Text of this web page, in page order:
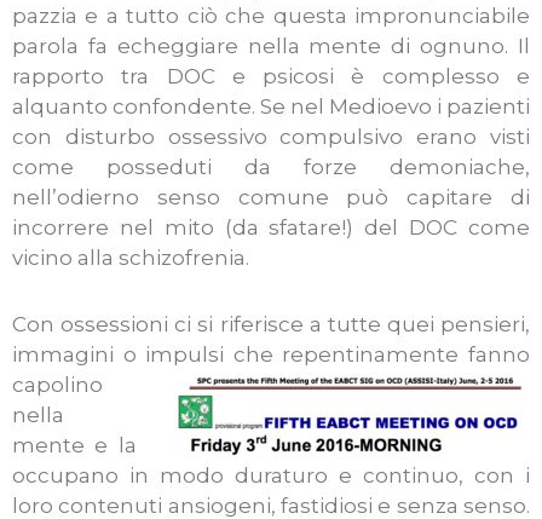
pazzia e a tutto ciò che questa impronunciabile
parola fa echeggiare nella mente di ognuno. Il
rapporto tra DOC e psicosi è complesso e
alquanto confondente. Se nel Medioevo i pazienti
con disturbo ossessivo compulsivo erano visti
come posseduti da forze demoniache,
nell’odierno senso comune può capitare di
incorrere nel mito (da sfatare!) del DOC come
vicino alla schizofrenia.
Con ossessioni ci si riferisce a tutte quei pensieri,
immagini o impulsi che repentinamente fanno
capolino
nella
mente e la
occupano in modo duraturo e continuo, con i
loro contenuti ansiogeni, fastidiosi e senza senso.